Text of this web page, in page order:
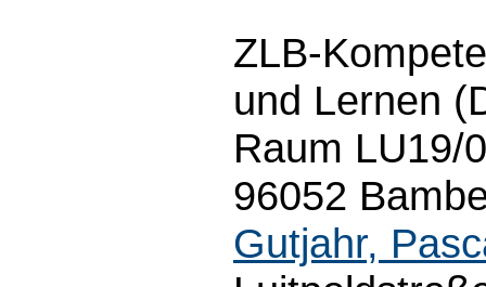
ZLB-
und Lernen
Raum LU19/
96052
Gutjahr,